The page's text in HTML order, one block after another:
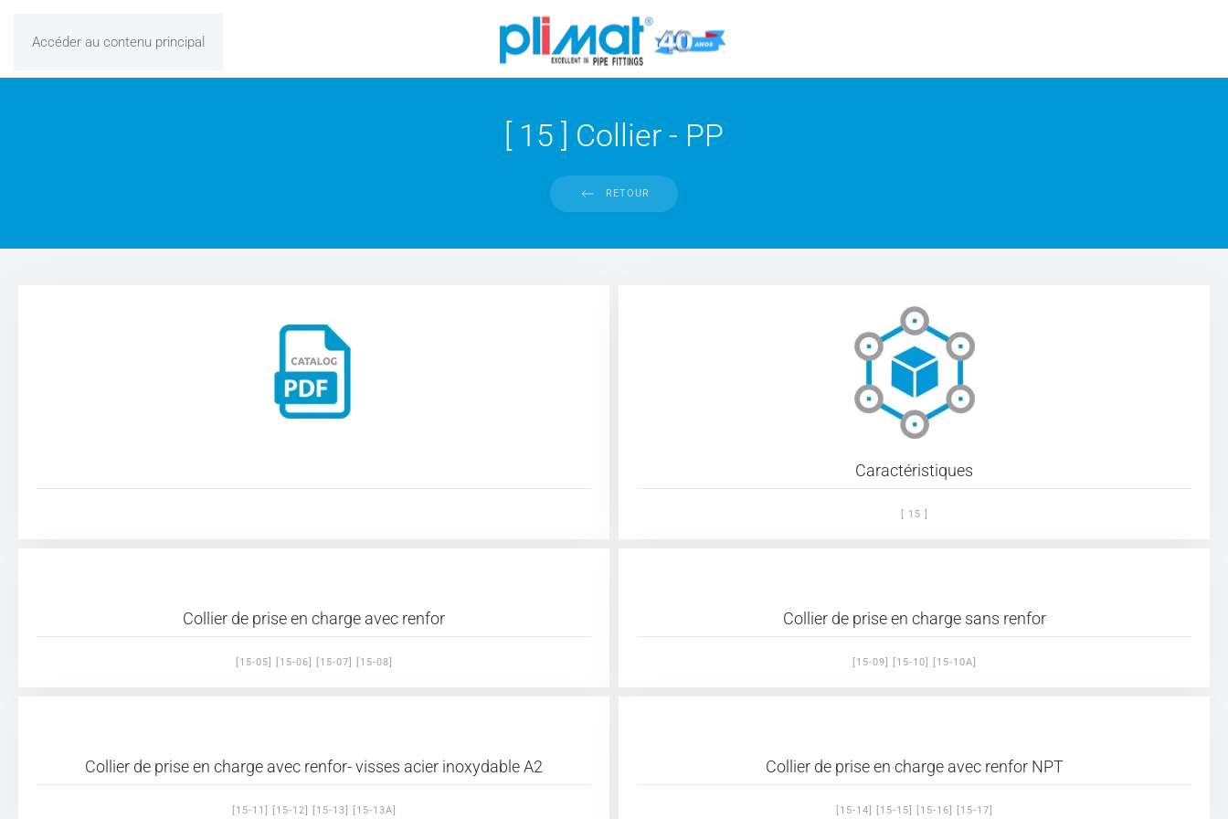
Accéder au contenu principal
[ 15 ] Collier - PP
RETOUR
Caractéristiques
[ 15 ]
Collier de prise en charge avec renfor
[15-05] [15-06] [15-07] [15-08]
Collier de prise en charge sans renfor
[15-09] [15-10] [15-10A]
Collier de prise en charge avec renfor- visses acier inoxydable A2
[15-11] [15-12] [15-13] [15-13A]
Collier de prise en charge avec renfor NPT
[15-14] [15-15] [15-16] [15-17]